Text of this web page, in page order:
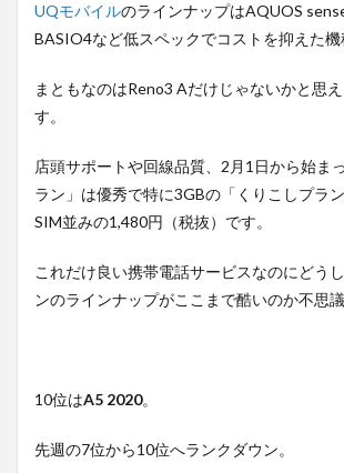
UQモバイルのラインナップはAQUOS
BASIO4など低スペックでコストを抑えた機
まともなのはReno3 Aだけじゃないかと思
す。
店頭サポートや回線品質、2月1日から始ま
ラン」は優秀で特に3GBの「くりこしプラ
SIM並みの1,480円（税抜）です。
これだけ良い携帯電話サービスなのにどう
ンのラインナップがここまで酷いのか不思
10位はA5 2020。
先週の7位から10位へランクダウン。